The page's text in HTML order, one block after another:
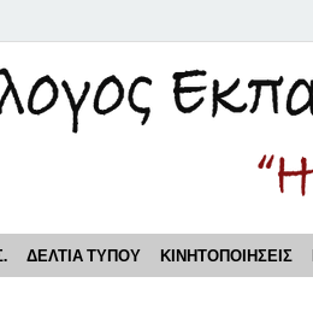
ΔΕΛΤΙΑ ΤΥΠΟΥ ΚΙΝΗΤΟΠΟΙΗΣΕΙΣ